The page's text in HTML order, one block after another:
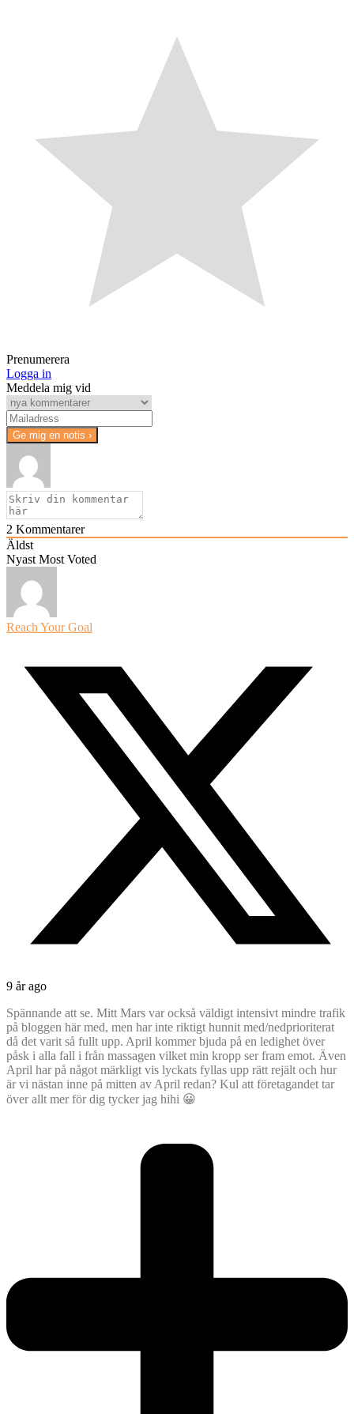
Prenumerera
Logga in
Meddela mig vid
2 Kommentarer
Äldst
Nyast Most Voted
Reach Your Goal
9 år ago
Spännande att se. Mitt Mars var också väldigt intensivt mindre trafik
på bloggen här med, men har inte riktigt hunnit med/nedprioriterat
då det varit så fullt upp. April kommer bjuda på en ledighet över
påsk i alla fall i från massagen vilket min kropp ser fram emot. Även
April har på något märkligt vis lyckats fyllas upp rätt rejält och hur
är vi nästan inne på mitten av April redan? Kul att företagandet tar
över allt mer för dig tycker jag hihi 😀